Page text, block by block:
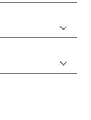
młodzieży